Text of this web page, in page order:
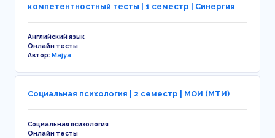
компетентностный тесты | 1 семестр | Синергия
Английский язык
Онлайн тесты
Автор:Majya
Социальная психология | 2 семестр | МОИ (МТИ)
Социальная психология
Онлайн тесты